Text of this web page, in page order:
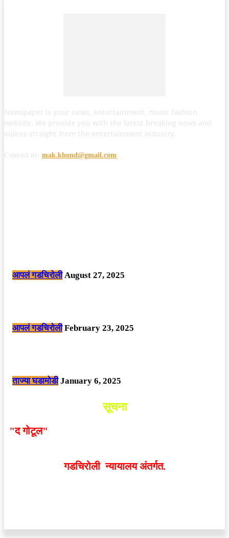
mak.khond@gmail.com
आपलं गडचिरोली August 27, 2025
आपलं गडचिरोली February 23, 2025
ताज्या घडामोडी January 6, 2025
सूचना
"द गोटूल"
गडचिरोली न्यायालय अंतर्गत.